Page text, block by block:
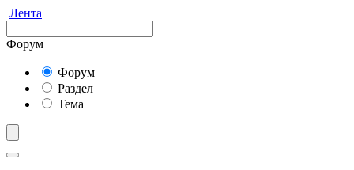
Лента
Форум
Форум
Раздел
Тема